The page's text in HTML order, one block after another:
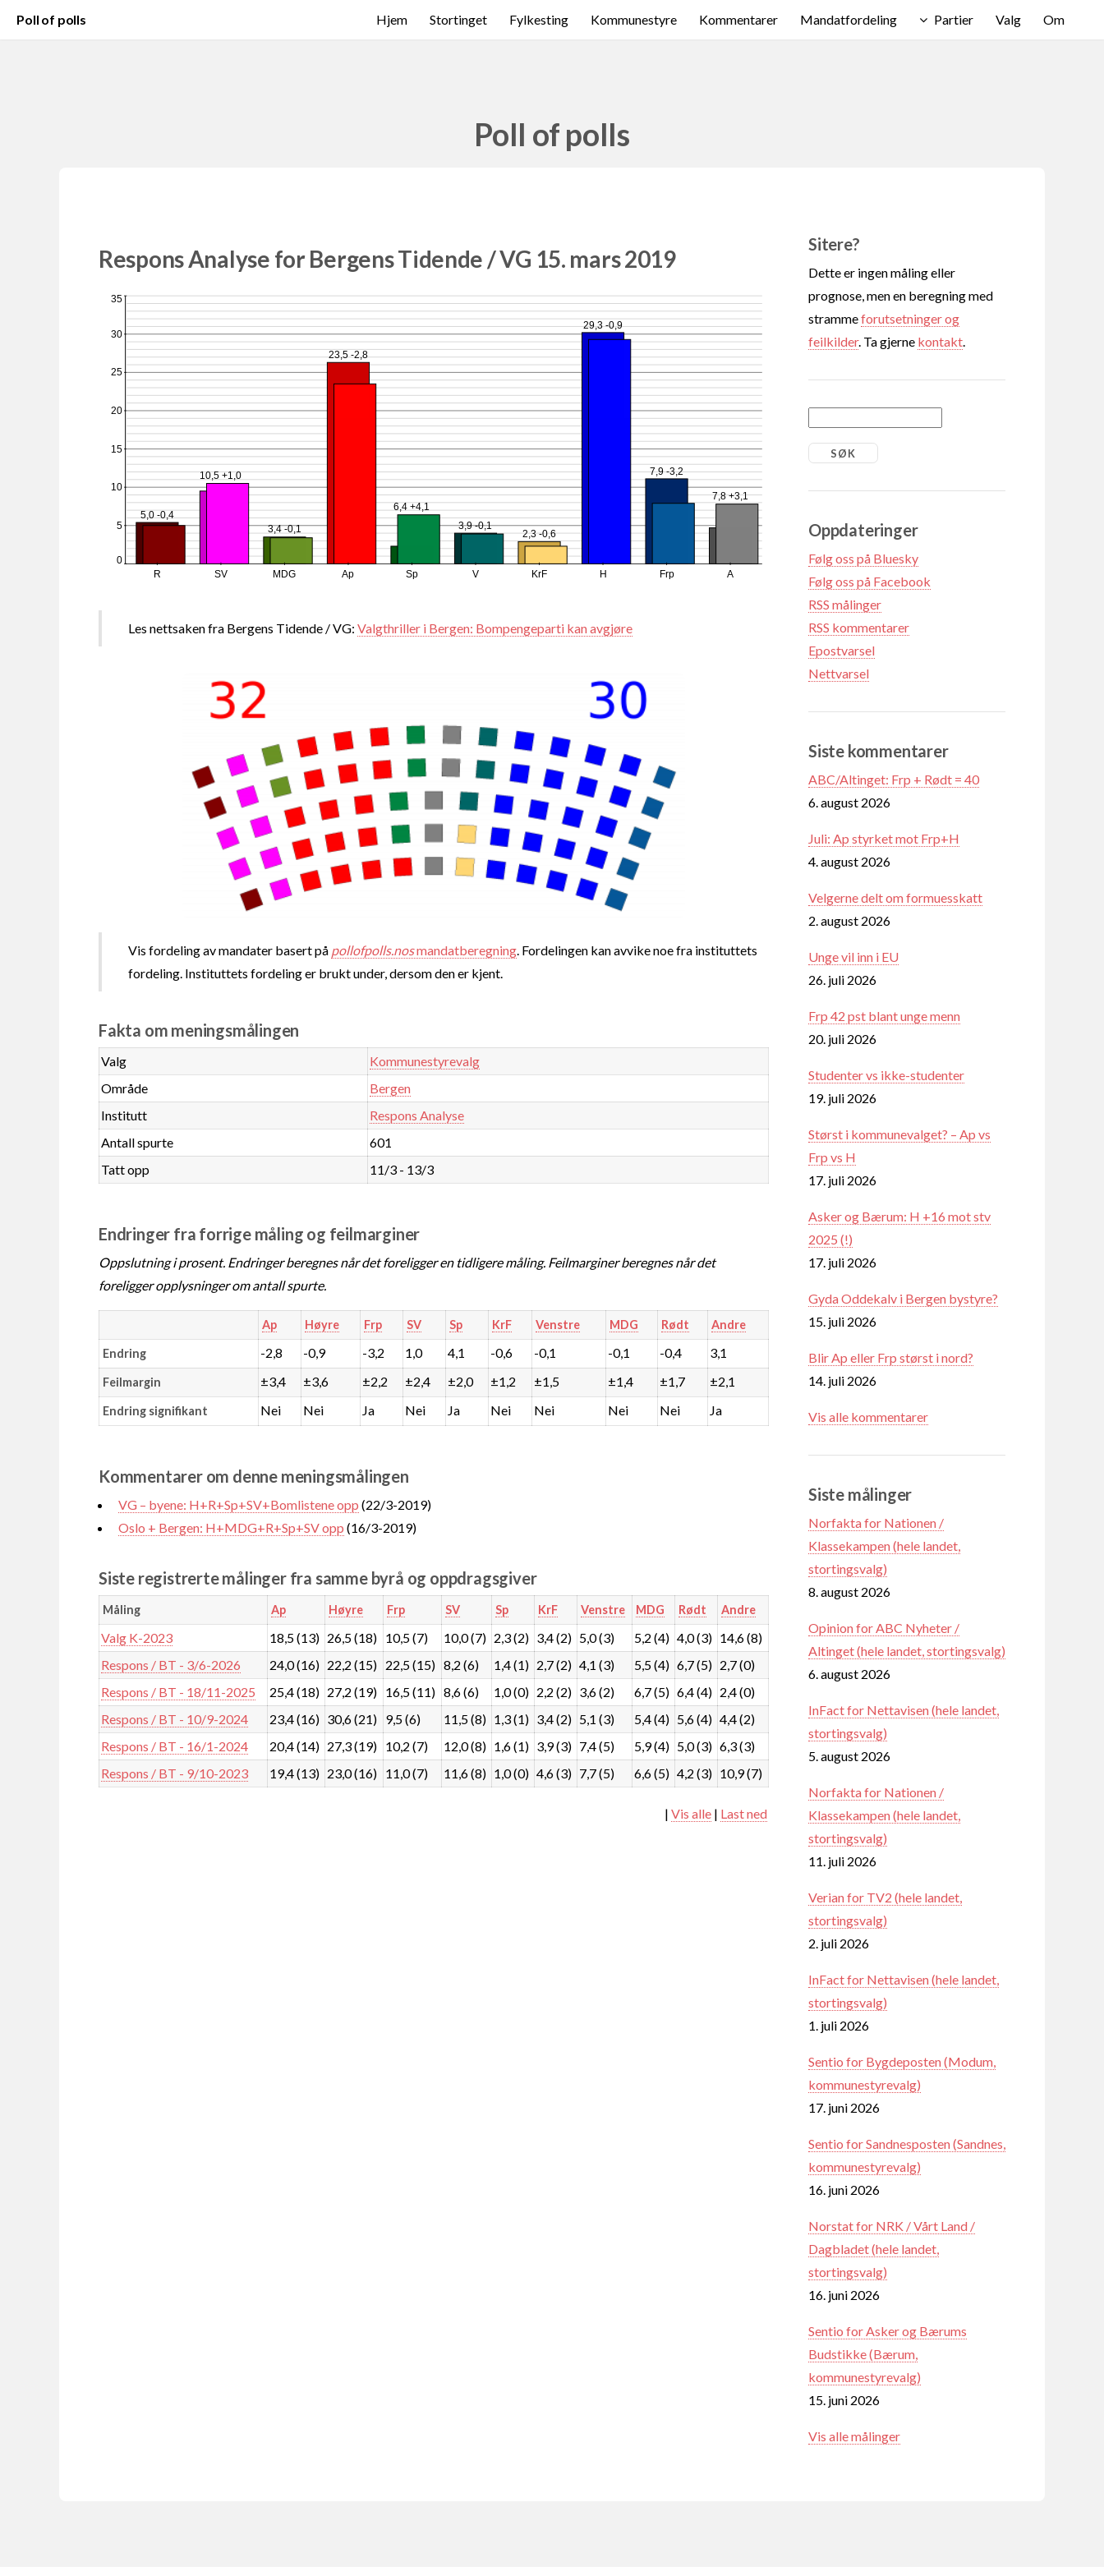
Poll of polls Hjem Stortinget Fylkesting Kommunestyre Kommentarer Mandatfordeling Partier Valg Om
Poll of polls
Respons Analyse for Bergens Tidende / VG 15. mars 2019
5,0 -0,4
10,5 +1,0
3,4 -0,1
23,5 -2,8
6,4 +4,1
3,9 -0,1
2,3 -0,6
29,3 -0,9
7,9 -3,2
7,8 +3,1
R SV MDG Ap Sp V KrF H Frp A
0
5
10
15
20
25
30
35
Les nettsaken fra Bergens Tidende / VG: Valgthriller i Bergen: Bompengeparti kan avgjøre
Vis fordeling av mandater basert på pollofpolls.nosmandatberegning . Fordelingen kan avvike noe fra instituttets
fordeling. Instituttets fordeling er brukt under, dersom den er kjent.
Fakta om meningsmålingen
Valg
Kommunestyrevalg
Område
Bergen
Institutt
Respons Analyse
Antall spurte
601
Tatt opp
11/3 - 13/3
Endringer fra forrige måling og feilmarginer
Oppslutning i prosent. Endringer beregnes når det foreligger en tidligere måling. Feilmarginer beregnes når det
foreligger opplysninger om antall spurte.
Ap Høyre Frp SV Sp KrF Venstre MDG Rødt Andre
Endring -2,8 -0,9 -3,2 1,0 4,1 -0,6 -0,1 -0,1 -0,4 3,1
Feilmargin ±3,4 ±3,6 ±2,2 ±2,4 ±2,0 ±1,2 ±1,5 ±1,4 ±1,7 ±2,1
Endring signifikant Nei Nei Ja Nei Ja Nei Nei Nei Nei Ja
Kommentarer om denne meningsmålingen
VG – byene: H+R+Sp+SV+Bomlistene opp (22/3-2019)
Oslo + Bergen: H+MDG+R+Sp+SV opp (16/3-2019)
Siste registrerte målinger fra samme byrå og oppdragsgiver
Måling Ap Høyre Frp SV Sp KrF Venstre MDG Rødt Andre
Valg K-2023 18,5 (13) 26,5 (18) 10,5 (7) 10,0 (7) 2,3 (2) 3,4 (2) 5,0 (3) 5,2 (4) 4,0 (3) 14,6 (8)
Respons / BT - 3/6-2026
24,0 (16) 22,2 (15) 22,5 (15) 8,2 (6) 1,4 (1) 2,7 (2) 4,1 (3) 5,5 (4) 6,7 (5) 2,7 (0)
Respons / BT - 18/11-2025
25,4 (18) 27,2 (19) 16,5 (11) 8,6 (6) 1,0 (0) 2,2 (2) 3,6 (2) 6,7 (5) 6,4 (4) 2,4 (0)
Respons / BT - 10/9-2024
23,4 (16) 30,6 (21) 9,5 (6) 11,5 (8) 1,3 (1) 3,4 (2) 5,1 (3) 5,4 (4) 5,6 (4) 4,4 (2)
Respons / BT - 16/1-2024
20,4 (14) 27,3 (19) 10,2 (7) 12,0 (8) 1,6 (1) 3,9 (3) 7,4 (5) 5,9 (4) 5,0 (3) 6,3 (3)
Respons / BT - 9/10-2023
19,4 (13) 23,0 (16) 11,0 (7) 11,6 (8) 1,0 (0) 4,6 (3) 7,7 (5) 6,6 (5) 4,2 (3) 10,9 (7)
| Vis alle| Last ned
Sitere?
Dette er ingen måling eller
prognose, men en beregning med
strammeforutsetninger og
feilkilder. Ta gjerne kontakt
Oppdateringer
Følg oss på Bluesky
Følg oss på Facebook
RSS målinger
RSS kommentarer
Epostvarsel
Nettvarsel
Siste kommentarer
ABC/Altinget: Frp + Rødt = 40
6. august 2026
Juli: Ap styrket mot Frp+H
4. august 2026
Velgerne delt om formuesskatt
2. august 2026
Unge vil inn i EU
26. juli 2026
Frp 42 pst blant unge menn
20. juli 2026
Studenter vs ikke-studenter
19. juli 2026
Størst i kommunevalget? – Ap vs
Frp vs H
17. juli 2026
Asker og Bærum: H +16 mot stv
2025 (!)
17. juli 2026
Gyda Oddekalv i Bergen bystyre?
15. juli 2026
Blir Ap eller Frp størst i nord?
14. juli 2026
Vis alle kommentarer
Siste målinger
Norfakta for Nationen /
Klassekampen (hele landet,
stortingsvalg)
8. august 2026
Opinion for ABC Nyheter /
Altinget (hele landet, stortingsvalg)
6. august 2026
InFact for Nettavisen (hele landet,
stortingsvalg)
5. august 2026
Norfakta for Nationen /
Klassekampen (hele landet,
stortingsvalg)
11. juli 2026
Verian for TV2 (hele landet,
stortingsvalg)
2. juli 2026
InFact for Nettavisen (hele landet,
stortingsvalg)
1. juli 2026
Sentio for Bygdeposten (Modum,
kommunestyrevalg)
17. juni 2026
Sentio for Sandnesposten (Sandnes,
kommunestyrevalg)
16. juni 2026
Norstat for NRK / Vårt Land /
Dagbladet (hele landet,
stortingsvalg)
16. juni 2026
Sentio for Asker og Bærums
Budstikke (Bærum,
kommunestyrevalg)
15. juni 2026
Vis alle målinger